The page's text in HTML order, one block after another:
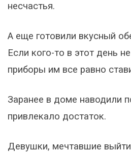
несчастья.
А еще готовили вкусный
Если кого-то в этот день
приборы им все равно
Заранее в доме наводили
привлекало достаток.
Девушки, мечтавшие